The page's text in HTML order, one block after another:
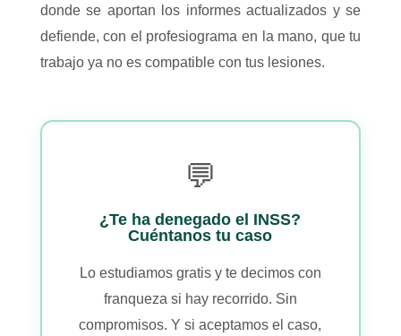
donde se aportan los informes actualizados y se
defiende, con el profesiograma en la mano, que tu
trabajo ya no es compatible con tus lesiones.
💬
¿Te ha denegado el INSS?
Cuéntanos tu caso
Lo estudiamos gratis y te decimos con
franqueza si hay recorrido. Sin
compromisos. Y si aceptamos el caso,